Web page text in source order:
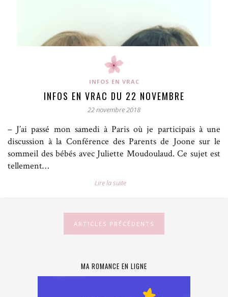
INFOS EN VRAC
INFOS EN VRAC DU 22 NOVEMBRE
22 novembre 2018
– J’ai passé mon samedi à Paris où je participais à une
discussion à la Conférence des Parents de Joone sur le
sommeil des bébés avec Juliette Moudoulaud. Ce sujet est
tellement…
Lire la suite
ARTICLES PRÉCÉDENTS
MA ROMANCE EN LIGNE